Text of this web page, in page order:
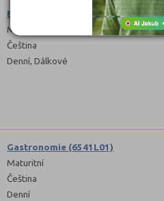
Ekonomika a podnikání (6341M01)
Maturitní
Čeština
Denní, Dálkové
Gastronomie (6541L01)
Maturitní
Čeština
Denní